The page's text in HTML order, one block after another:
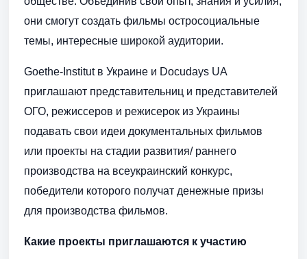
они смогут создать фильмы остросоциальные
темы, интересные широкой аудитории.
Goethe-Institut в Украине и Docudays UA
приглашают представительниц и представителей
ОГО, режиссеров и режисерок из Украины
подавать свои идеи документальных фильмов
или проекты на стадии развития/ раннего
производства на всеукраинский конкурс,
победители которого получат денежные призы
для производства фильмов.
Какие проекты приглашаются к участию